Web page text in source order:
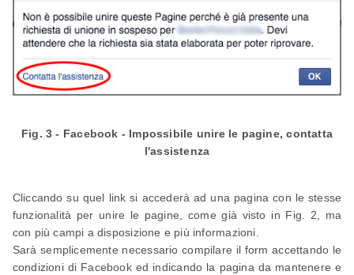
Fig. 3 - Facebook - Impossibile unire le pagine, contatta
l'assistenza
Cliccando su quel link si accederà ad una pagina con le stesse
funzionalità per unire le pagine, come già visto in Fig. 2, ma
con più campi a disposizione e più informazioni.
Sarà semplicemente necessario compilare il form accettando le
condizioni di Facebook ed indicando la pagina da mantenere e